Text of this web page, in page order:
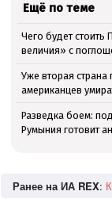
Ещё по теме
Чего будет стоить
величия» с
Уже вторая страна
американцев
Разведка боем:
Румыния готовит
Ранее на ИА REX: